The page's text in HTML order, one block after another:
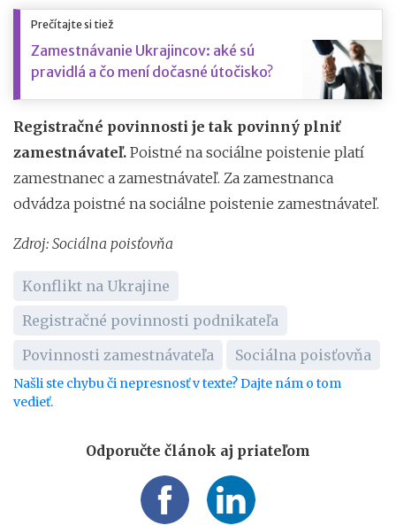
Prečítajte si tiež
Zamestnávanie Ukrajincov: aké sú
pravidlá a čo mení dočasné útočisko?
Registračné povinnosti je tak povinný plniť
zamestnávateľ. Poistné na sociálne poistenie platí
zamestnanec a zamestnávateľ. Za zamestnanca
odvádza poistné na sociálne poistenie zamestnávateľ.
Zdroj: Sociálna poisťovňa
Konflikt na Ukrajine
Registračné povinnosti podnikateľa
Povinnosti zamestnávateľa
Sociálna poisťovňa
Našli ste chybu či nepresnosť v texte? Dajte nám o tom
vedieť.
Odporučte článok aj priateľom